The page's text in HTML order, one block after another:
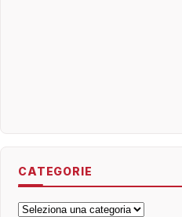
CATEGORIE
Categorie